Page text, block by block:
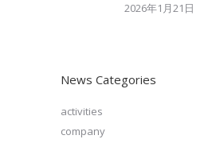
2026年1月21日
News Categories
activities
company